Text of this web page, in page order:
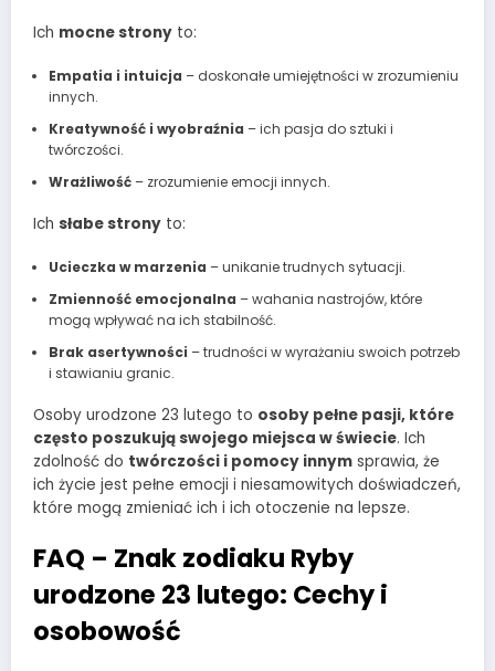
Ich mocne strony to:
Empatia i intuicja – doskonałe umiejętności w zrozumieniu
innych.
Kreatywność i wyobraźnia – ich pasja do sztuki i
twórczości.
Wrażliwość– zrozumienie emocji innych.
Ich słabe strony to:
Ucieczka w marzenia – unikanie trudnych sytuacji.
Zmienność emocjonalna – wahania nastrojów, które
mogą wpływać na ich stabilność.
Brak asertywności – trudności w wyrażaniu swoich potrzeb
i stawianiu granic.
Osoby urodzone 23 lutego to osoby pełne pasji, które
często poszukują swojego miejsca w świecie. Ich
zdolność do twórczości i pomocy innym sprawia, że
ich życie jest pełne emocji i niesamowitych doświadczeń,
które mogą zmieniać ich i ich otoczenie na lepsze.
FAQ – Znak zodiaku Ryby
urodzone 23 lutego: Cechy i
osobowość